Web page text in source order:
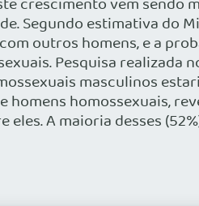
crescimento vem sendo
Segundo estimativa do
outros homens, e a
Pesquisa realizada
masculinos
homossexuais,
A maioria desses